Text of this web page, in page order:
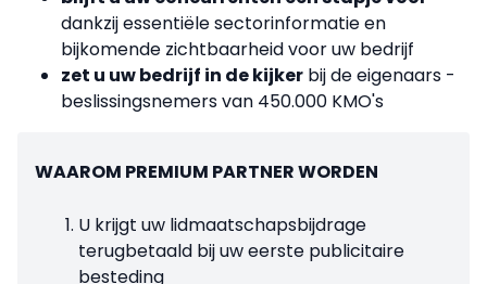
dankzij essentiële sectorinformatie en
bijkomende zichtbaarheid voor uw bedrijf
zet u uw bedrijf in de kijker bij de eigenaars -
beslissingsnemers van 450.000 KMO's
WAAROM PREMIUM PARTNER WORDEN
U krijgt uw lidmaatschapsbijdrage
terugbetaald bij uw eerste publicitaire
besteding